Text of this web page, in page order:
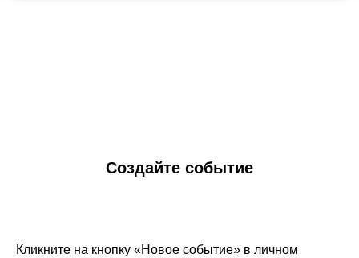
Создайте событие
Кликните на кнопку «Новое событие» в личном